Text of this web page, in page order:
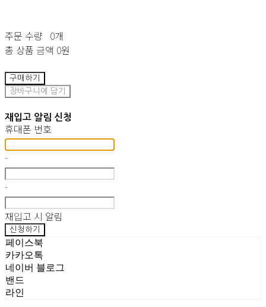
주문 수량 0개
총 상품 금액 0원
구매하기
장바구니에 담기
재입고 알림 신청
휴대폰 번호
-
-
재입고 시 알림
신청하기
페이스북
카카오톡
네이버 블로그
밴드
라인